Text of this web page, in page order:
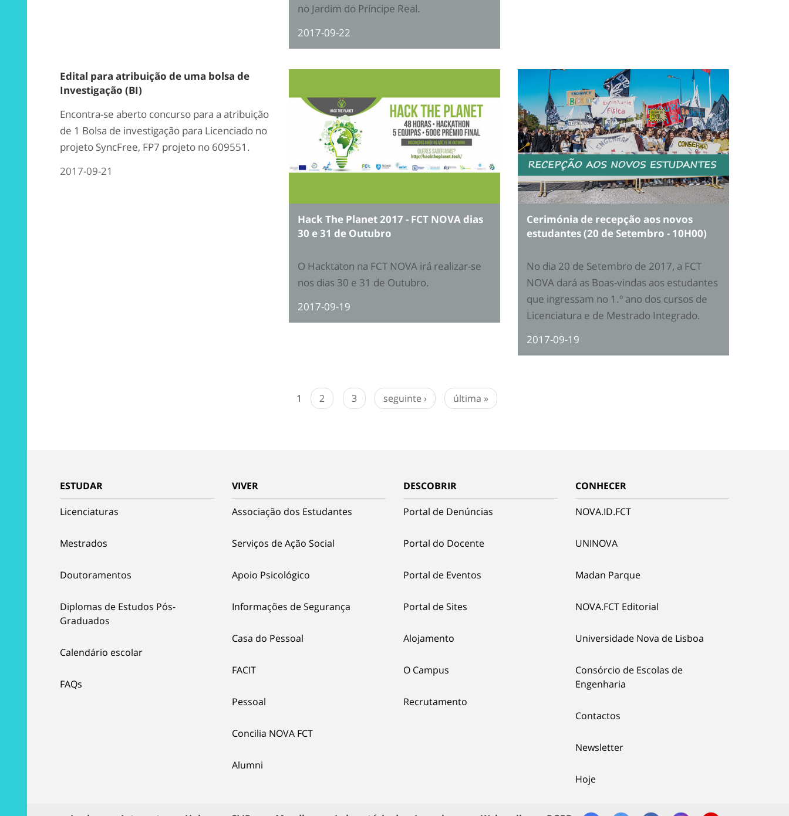
no Jardim do Príncipe Real.
2017-09-22
Edital para atribuição de uma bolsa de
Investigação (BI)
Encontra-se aberto concurso para a atribuição
de 1 Bolsa de investigação para Licenciado no
projeto SyncFree, FP7 projeto no 609551.
2017-09-21
Hack The Planet 2017 - FCT NOVA dias
30 e 31 de Outubro
O Hacktaton na FCT NOVA irá realizar-se
nos dias 30 e 31 de Outubro.
2017-09-19
Cerimónia de recepção aos novos
estudantes (20 de Setembro - 10H00)
No dia 20 de Setembro de 2017, a FCT
NOVA dará as Boas-vindas aos estudantes
que ingressam no 1.º ano dos cursos de
Licenciatura e de Mestrado Integrado.
2017-09-19
1 2 3 seguinte › última »
ESTUDAR
Licenciaturas
Mestrados
Doutoramentos
Diplomas de Estudos Pós-
Graduados
Calendário escolar
FAQs
VIVER
Associação dos Estudantes
Serviços de Ação Social
Apoio Psicológico
Informações de Segurança
Casa do Pessoal
FACIT
Pessoal
Concilia NOVA FCT
Alumni
DESCOBRIR
Portal de Denúncias
Portal do Docente
Portal de Eventos
Portal de Sites
Alojamento
O Campus
Recrutamento
CONHECER
NOVA.ID.FCT
UNINOVA
Madan Parque
NOVA.FCT Editorial
Universidade Nova de Lisboa
Consórcio de Escolas de
Engenharia
Contactos
Newsletter
Hoje